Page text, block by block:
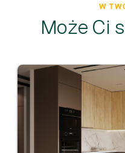
W
Może Ci